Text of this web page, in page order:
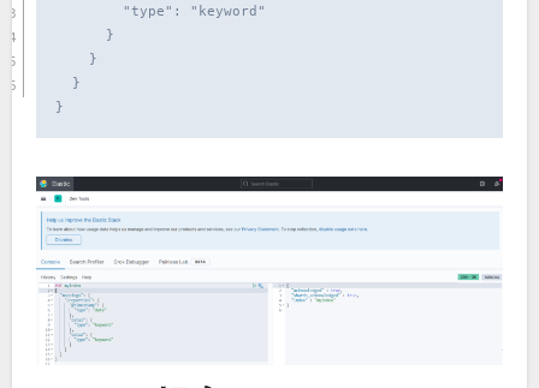
        "type": "keyword"
      }
    }
  }
}